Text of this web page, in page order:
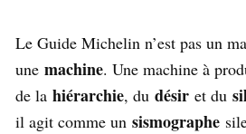
Le Guide Michelin n’est pas un
une machine. Une machine à
de la hiérarchie, du désir et du
il agit comme un sismographe